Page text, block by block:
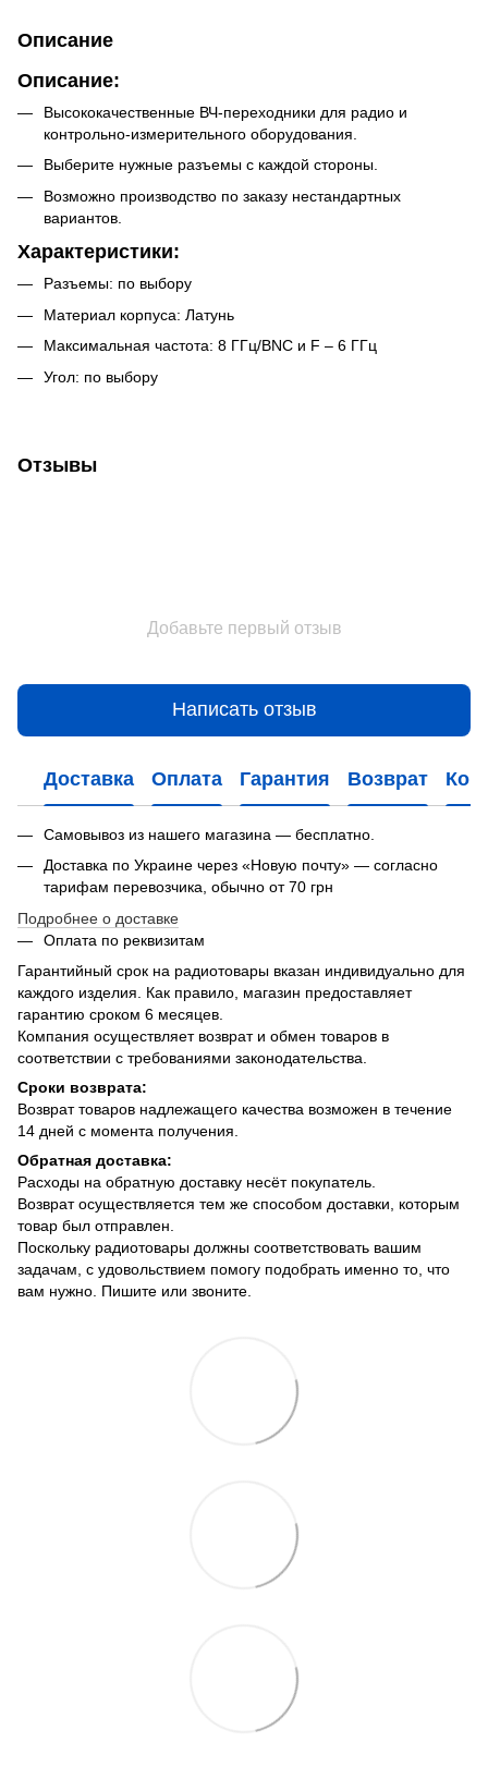
Описание
Описание:
Высококачественные ВЧ-переходники для радио и
контрольно-измерительного оборудования.
Выберите нужные разъемы с каждой стороны.
Возможно производство по заказу нестандартных
вариантов.
Характеристики:
Разъемы: по выбору
Материал корпуса: Латунь
Максимальная частота: 8 ГГц/BNC и F – 6 ГГц
Угол: по выбору
Отзывы
Добавьте первый отзыв
Написать отзыв
Доставка Оплата Гарантия Возврат
Самовывоз из нашего магазина — бесплатно.
Доставка по Украине через «Новую почту» — согласно
тарифам перевозчика, обычно от 70 грн
Подробнее о доставке
Оплата по реквизитам
Гарантийный срок на радиотовары вказан индивидуально для
каждого изделия. Как правило, магазин предоставляет
гарантию сроком 6 месяцев.
Компания осуществляет возврат и обмен товаров в
соответствии с требованиями законодательства.
Сроки возврата:
Возврат товаров надлежащего качества возможен в течение
14 дней с момента получения.
Обратная доставка:
Расходы на обратную доставку несёт покупатель.
Возврат осуществляется тем же способом доставки, которым
товар был отправлен.
Поскольку радиотовары должны соответствовать вашим
задачам, с удовольствием помогу подобрать именно то, что
вам нужно. Пишите или звоните.